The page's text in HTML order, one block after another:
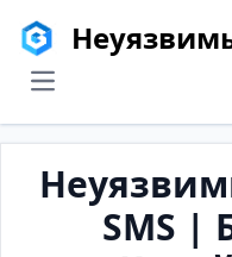
menu
SMS |